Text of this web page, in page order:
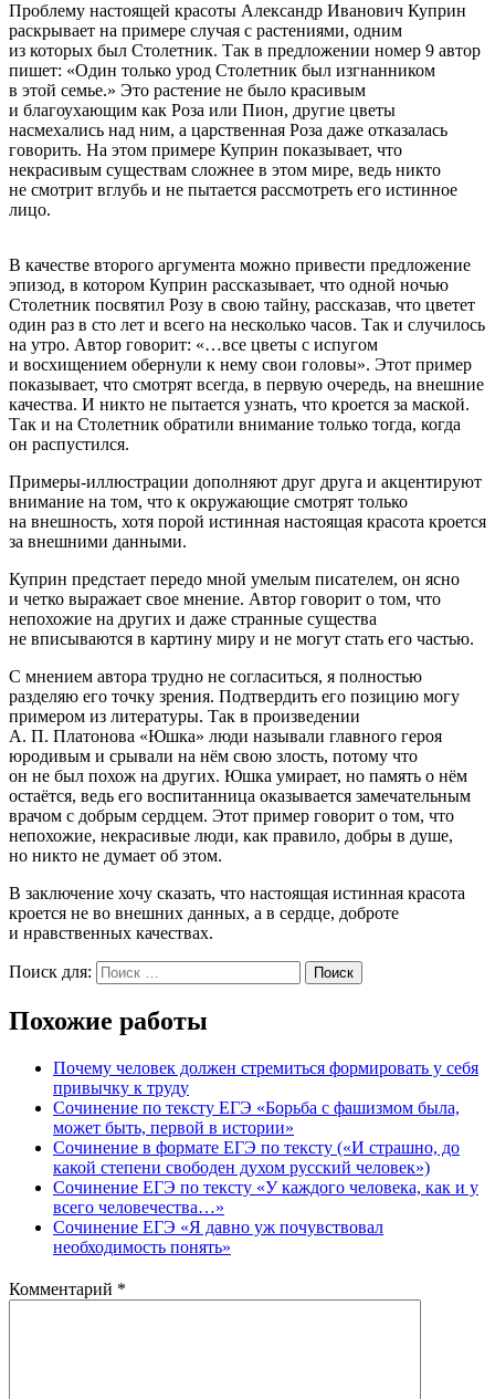
Проблему настоящей красоты Александр Иванович Куприн
раскрывает на примере случая с растениями, одним
из которых был Столетник. Так в предложении номер 9 автор
пишет: «Один только урод Столетник был изгнанником
в этой семье.» Это растение не было красивым
и благоухающим как Роза или Пион, другие цветы
насмехались над ним, а царственная Роза даже отказалась
говорить. На этом примере Куприн показывает, что
некрасивым существам сложнее в этом мире, ведь никто
не смотрит вглубь и не пытается рассмотреть его истинное
лицо.
В качестве второго аргумента можно привести предложение
эпизод, в котором Куприн рассказывает, что одной ночью
Столетник посвятил Розу в свою тайну, рассказав, что цветет
один раз в сто лет и всего на несколько часов. Так и случилось
на утро. Автор говорит: «…все цветы с испугом
и восхищением обернули к нему свои головы». Этот пример
показывает, что смотрят всегда, в первую очередь, на внешние
качества. И никто не пытается узнать, что кроется за маской.
Так и на Столетник обратили внимание только тогда, когда
он распустился.
Примеры-иллюстрации дополняют друг друга и акцентируют
внимание на том, что к окружающие смотрят только
на внешность, хотя порой истинная настоящая красота кроется
за внешними данными.
Куприн предстает передо мной умелым писателем, он ясно
и четко выражает свое мнение. Автор говорит о том, что
непохожие на других и даже странные существа
не вписываются в картину миру и не могут стать его частью.
С мнением автора трудно не согласиться, я полностью
разделяю его точку зрения. Подтвердить его позицию могу
примером из литературы. Так в произведении
А. П. Платонова «Юшка» люди называли главного героя
юродивым и срывали на нём свою злость, потому что
он не был похож на других. Юшка умирает, но память о нём
остаётся, ведь его воспитанница оказывается замечательным
врачом с добрым сердцем. Этот пример говорит о том, что
непохожие, некрасивые люди, как правило, добры в душе,
но никто не думает об этом.
В заключение хочу сказать, что настоящая истинная красота
кроется не во внешних данных, а в сердце, доброте
и нравственных качествах.
Поиск для: Поиск
Похожие работы
Почему человек должен стремиться формировать у себя
привычку к труду
Сочинение по тексту ЕГЭ «Борьба с фашизмом была,
может быть, первой в истории»
Сочинение в формате ЕГЭ по тексту («И страшно, до
какой степени свободен духом русский человек»)
Сочинение ЕГЭ по тексту «У каждого человека, как и у
всего человечества…»
Сочинение ЕГЭ «Я давно уж почувствовал
необходимость понять»
Комментарий *